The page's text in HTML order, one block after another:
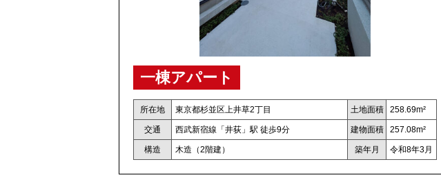
一棟アパート
所在地 東京都杉並区上井草2丁目 土地面積 258.69m²
交通 西武新宿線「井荻」駅 徒歩9分 建物面積 257.08m²
構造 木造（2階建） 築年月 令和8年3月